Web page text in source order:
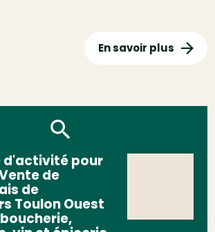
En savoir plus
d'activité pour
de
de
Toulon Ouest